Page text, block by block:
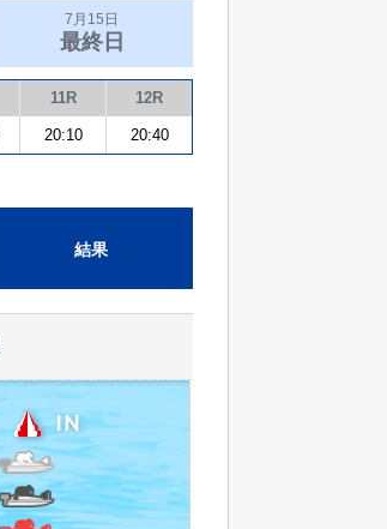
7月15日
最終日
11R 12R
20:10 20:40
結果